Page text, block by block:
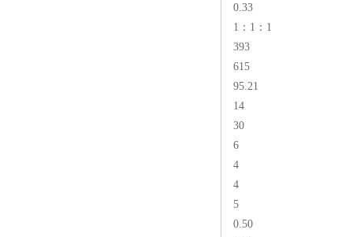
0.33
1：1：1
393
615
95.21
14
30
6
4
4
5
0.50